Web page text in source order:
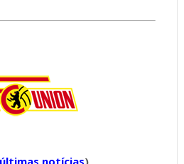
últimas notícias)